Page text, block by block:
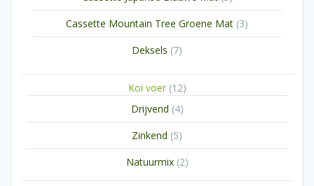
producten
Cassette Mountain Tree Groene Mat 33
producten
Deksels 77
Koi voer 1212
Drijvend 44
producten
Zinkend 55
producten
Natuurmix 22